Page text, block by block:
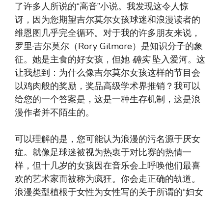
了许多人所说的“高音”小说。我发现这令人惊
讶，因为您期望吉尔莫尔女孩球迷和浪漫读者的
维恩图几乎完全循环。对于我的许多朋友来说，
罗里·吉尔莫尔（Rory Gilmore）是知识分子的象
征。她是主食的好女孩，但她 确实坠入爱河。这
让我想到：为什么像吉尔莫尔女孩这样的节目会
以鸡肉般的奖励，奖品高级学术界推销？我可以
给您的一个答案是，这是一种生存机制，这是浪
漫作者并不陌生的。
可以理解的是，您可能认为浪漫的污名源于厌女
症。就像足球迷被视为热衷于对比赛的热情一
样，但十几岁的女孩因在音乐会上呼唤他们最喜
欢的艺术家而被称为疯狂。你会走正确的轨道。
浪漫类型植根于女性为女性写的关于所谓的“妇女